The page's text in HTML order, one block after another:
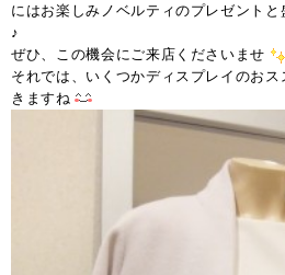
にはお楽しみノベルティのプレゼント
♪
ぜひ、この機会にご来店くださいませ
それでは、いくつかディスプレイのお
きますね